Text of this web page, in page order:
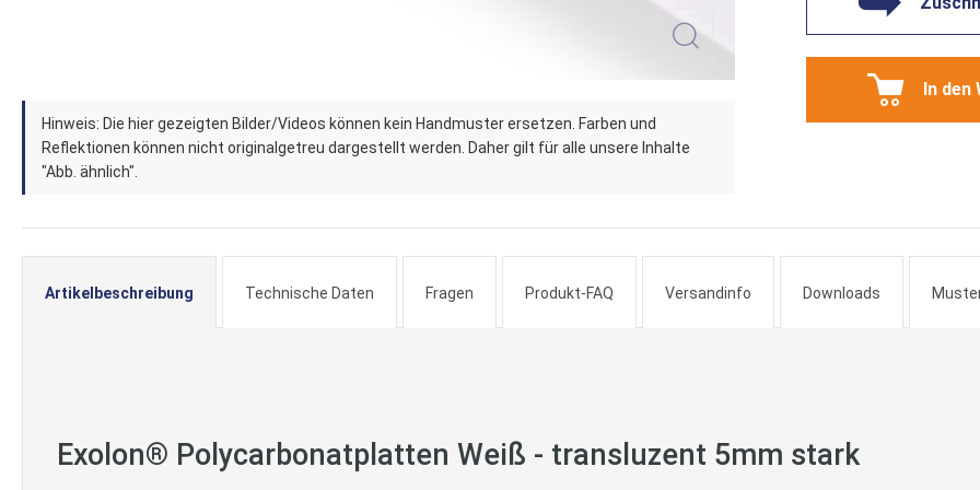
Zum
Anfang
der
Bildergalerie
springen
Hinweis: Die hier gezeigten Bilder/Videos können kein Handmuster ersetzen. Farben und
Reflektionen können nicht originalgetreu dargestellt werden. Daher gilt für alle unsere Inhalte
"Abb. ähnlich".
In den
Artikelbeschreibung
Exolon® Polycarbonatplatten Weiß - transluzent 5mm stark
Technische Daten Fragen Produkt-FAQ Versandinfo Downloads